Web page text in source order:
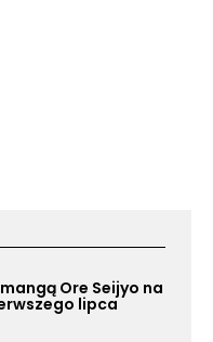
Ore Seijyo na
lipca